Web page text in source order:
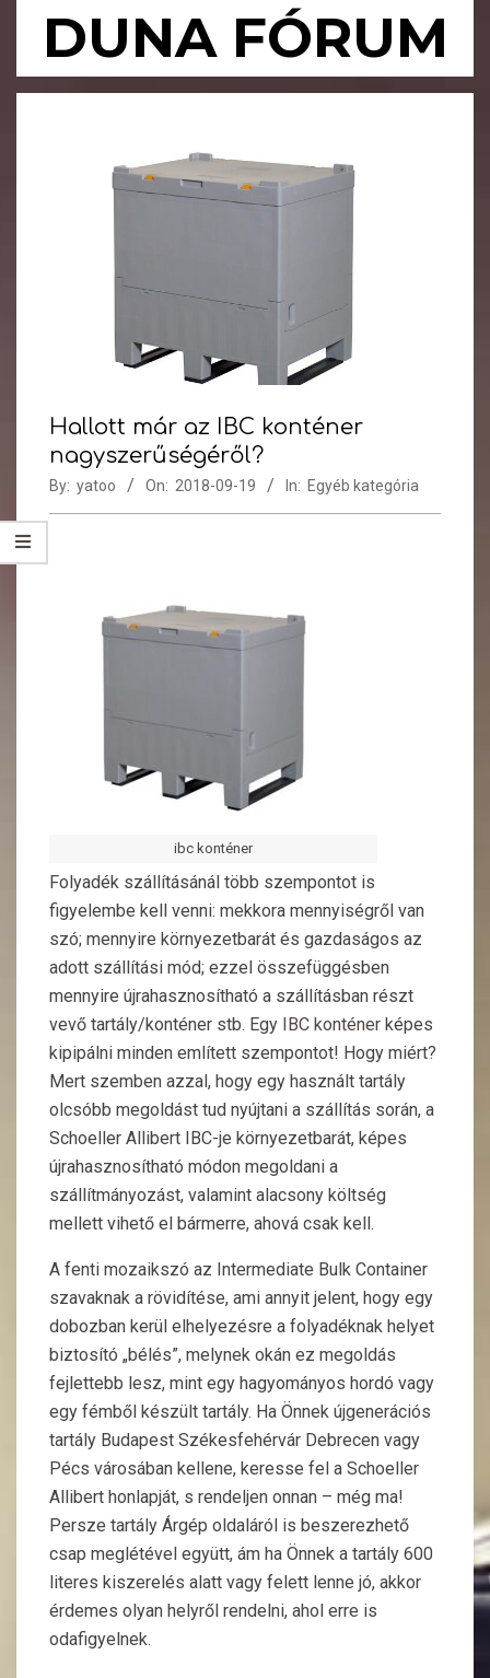
DUNA FÓRUM
Primary
Hallott már az IBC konténer
nagyszerűségéről?
By: yatoo On: 2018-09-19 In: Egyéb kategória
ibc konténer
Folyadék szállításánál több szempontot is
figyelembe kell venni: mekkora mennyiségről van
szó; mennyire környezetbarát és gazdaságos az
adott szállítási mód; ezzel összefüggésben
mennyire újrahasznosítható a szállításban részt
vevő tartály/konténer stb. Egy
IBC konténer képes
kipipálni minden említett szempontot! Hogy miért?
Mert szemben azzal, hogy egy használt tartály
olcsóbb megoldást tud nyújtani a szállítás során, a
Schoeller Allibert IBC-je környezetbarát, képes
újrahasznosítható módon megoldani a
szállítmányozást, valamint alacsony költség
mellett vihető el bármerre, ahová csak kell.
A fenti mozaikszó az Intermediate Bulk Container
szavaknak a rövidítése, ami annyit jelent, hogy egy
dobozban kerül elhelyezésre a folyadéknak helyet
biztosító „bélés”, melynek okán ez megoldás
fejlettebb lesz, mint egy hagyományos hordó vagy
egy fémből készült tartály. Ha Önnek újgenerációs
tartály Budapest Székesfehérvár Debrecen vagy
Pécs városában kellene, keresse fel a Schoeller
Allibert honlapját, s rendeljen onnan – még ma!
Persze tartály Árgép oldaláról is beszerezhető
csap meglétével együtt, ám ha Önnek a tartály 600
literes kiszerelés alatt vagy felett lenne jó, akkor
érdemes olyan helyről rendelni, ahol erre is
odafigyelnek.